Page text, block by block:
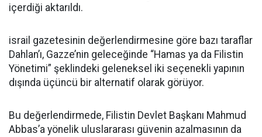
içerdiği aktarıldı.
israil gazetesinin değerlendirmesine göre bazı taraflar
Dahlan’ı, Gazze’nin geleceğinde “Hamas ya da Filistin
Yönetimi” şeklindeki geleneksel iki seçenekli yapının
dışında üçüncü bir alternatif olarak görüyor.
Bu değerlendirmede, Filistin Devlet Başkanı Mahmud
Abbas’a yönelik uluslararası güvenin azalmasının da